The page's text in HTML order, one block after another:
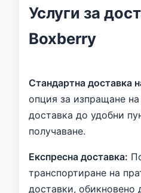
Услуги за
Boxberry
Стандартна доставка
опция за изпращане
доставка до удобни
получаване.
Експресна доставка:
транспортиране на
доставки, обикновено